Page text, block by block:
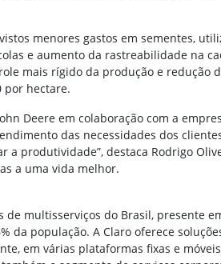
menores gastos em sementes,
e aumento da rastreabilidade na
mais rígido da produção e redução
por hectare.
Deere em colaboração com a
das necessidades dos
produtividade”, destaca Rodrigo
a uma vida melhor.
multisserviços do Brasil, presente
da população. A Claro oferece
em várias plataformas fixas e